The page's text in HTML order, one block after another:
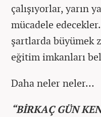
çalışıyorlar, yarın
mücadele
şartlarda büyümek
eğitim imkanları
Daha neler neler…
“BİRKAÇ GÜN